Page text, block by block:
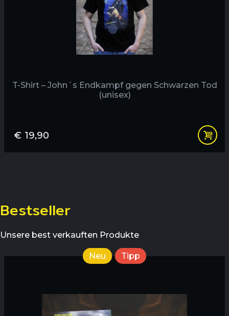
T-Shirt – John´s Endkampf gegen Schwarzen Tod
(unisex)
€ 19,90
Bestseller
Unsere best verkauften Produkte
Neu Tipp